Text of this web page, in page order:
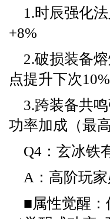
1.时辰强化
+8%
2.破损装备
点提升下次
3.跨装备共
功率加成（最
Q4：玄冰铁
A：高阶玩
■属性觉醒